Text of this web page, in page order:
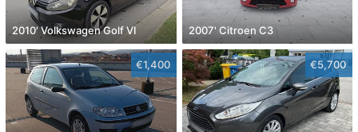
2010' Volkswagen Golf VI 2007' Citroen C3
€1,400 €5,700